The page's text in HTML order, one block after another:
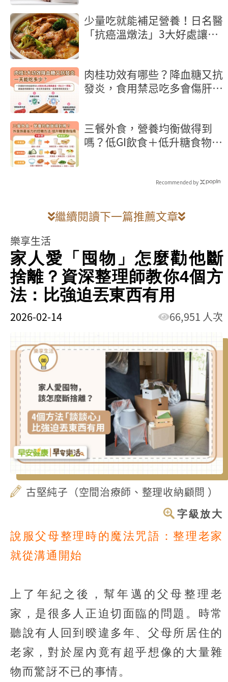
少量吃就能補足營養！日名醫
「抗癌溫燉法」3大好處讓癌
肉桂功效有哪些？降血糖又抗
發炎，食用禁忌吃多會傷肝
三餐外食，營養均衡做得到
嗎？低GI飲食＋低升糖食物，
Recommended by
繼續閱讀下一篇推薦文章
樂享生活
家人愛「囤物」怎麼勸他斷
捨離？資深整理師教你4個方
法：比強迫丟東西有用
2026-02-14 66,951 人次
古堅純子（空間治療師、整理收納顧問 ）
字級放大
說服父母整理時的魔法咒語： 整理老家
就從溝通開始
上了年紀之後，幫年邁的父母整理老
家，是很多人正迫切面臨的問題。時常
聽說有人回到暌違多年、父母所居住的
老家，對於屋內竟有超乎想像的大量雜
物而驚訝不已的事情。